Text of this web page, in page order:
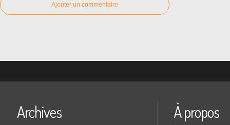
Ajouter un commentaire
Archives À propos